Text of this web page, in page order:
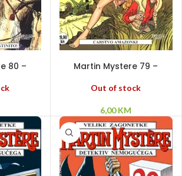
80 –
Martin Mystere 79 –
Out of stock
6,00KM